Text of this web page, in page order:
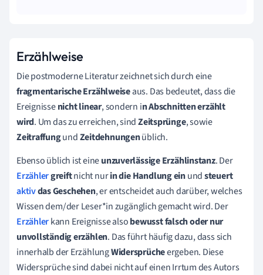
Erzählweise
Die postmoderne Literatur zeichnet sich durch eine
fragmentarische Erzählweiseaus. Das bedeutet, dass die
Ereignissenicht linear, sondern in Abschnitten erzählt
wird. Um das zu erreichen, sindZeitsprünge, sowie
ZeitraffungundZeitdehnungenüblich.
Ebenso üblich ist eineunzuverlässige Erzählinstanz. Der
Erzählergreiftnicht nurin die Handlung einundsteuert
aktivdas Geschehen, er entscheidet auch darüber, welches
Wissen dem/der Leser*in zugänglich gemacht wird. Der
Erzählerkann Ereignisse alsobewusst falsch oder nur
unvollständig erzählen. Das führt häufig dazu, dass sich
innerhalb der ErzählungWidersprücheergeben. Diese
Widersprüche sind dabei nicht auf einen Irrtum des Autors